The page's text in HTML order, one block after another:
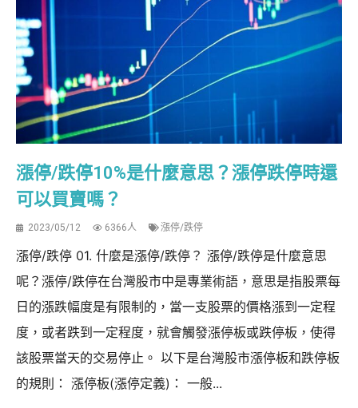
漲停/跌停10%是什麼意思？漲停跌停時還
可以買賣嗎？
2023/05/12 6366人 漲停/跌停
漲停/跌停 01. 什麼是漲停/跌停？ 漲停/跌停是什麼意思
呢？漲停/跌停在台灣股市中是專業術語，意思是指股票每
日的漲跌幅度是有限制的，當一支股票的價格漲到一定程
度，或者跌到一定程度，就會觸發漲停板或跌停板，使得
該股票當天的交易停止。 以下是台灣股市漲停板和跌停板
的規則： 漲停板(漲停定義)： 一般...